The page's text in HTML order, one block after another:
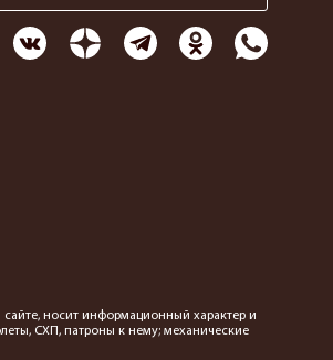
сайте, носит информационный характер и
СХП, патроны к нему; механические